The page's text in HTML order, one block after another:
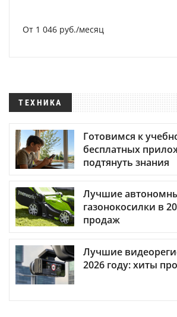
От 1 046 руб./месяц
ТЕХНИКА
Готовимся к
бесплатных
подтянуть знания
Лучшие
газонокосилки в
продаж
Лучшие
2026 году: хиты